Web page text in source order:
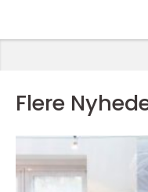
Flere